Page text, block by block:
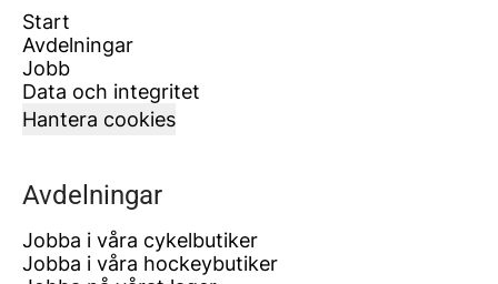
Start
Avdelningar
Jobb
Data och integritet
Hantera cookies
Avdelningar
Jobba i våra cykelbutiker
Jobba i våra hockeybutiker